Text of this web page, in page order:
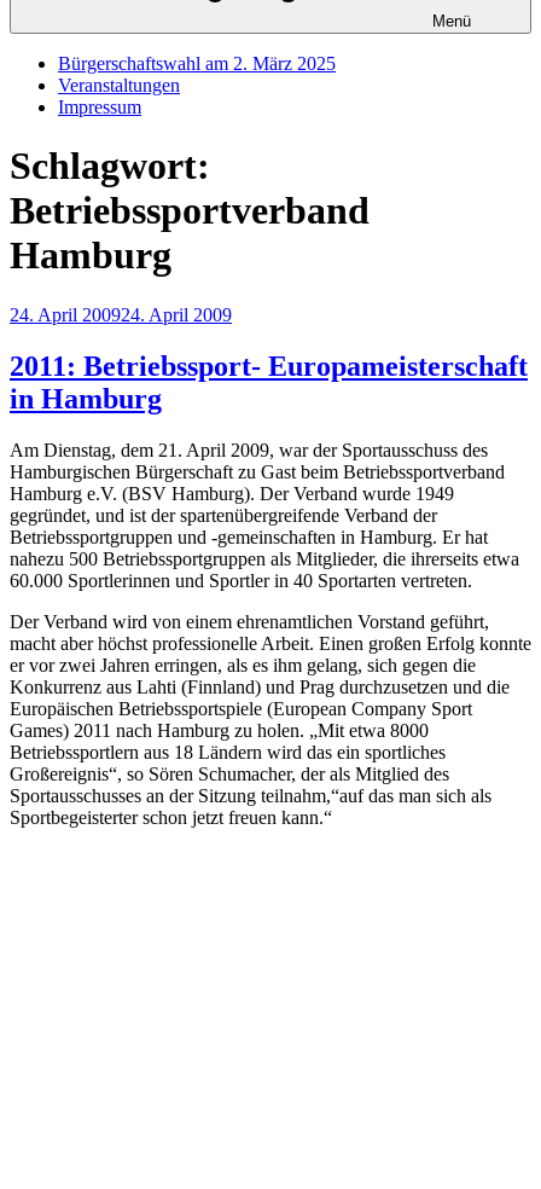
Menü
Bürgerschaftswahl am 2. März 2025
Veranstaltungen
Impressum
Schlagwort:
Betriebssportverband
Hamburg
Veröffentlicht
24. April 200924. April 2009
2011: Betriebssport- Europameisterschaft
in Hamburg
Am Dienstag, dem 21. April 2009, war der Sportausschuss des
Hamburgischen Bürgerschaft zu Gast beim Betriebssportverband
Hamburg e.V. (BSV Hamburg). Der Verband wurde 1949
gegründet, und ist der spartenübergreifende Verband der
Betriebssportgruppen und -gemeinschaften in Hamburg. Er hat
nahezu 500 Betriebssportgruppen als Mitglieder, die ihrerseits etwa
60.000 Sportlerinnen und Sportler in 40 Sportarten vertreten.
Der Verband wird von einem ehrenamtlichen Vorstand geführt,
macht aber höchst professionelle Arbeit. Einen großen Erfolg konnte
er vor zwei Jahren erringen, als es ihm gelang, sich gegen die
Konkurrenz aus Lahti (Finnland) und Prag durchzusetzen und die
Europäischen Betriebssportspiele (European Company Sport
Games) 2011 nach Hamburg zu holen. „Mit etwa 8000
Betriebssportlern aus 18 Ländern wird das ein sportliches
Großereignis“, so Sören Schumacher, der als Mitglied des
Sportausschusses an der Sitzung teilnahm,“auf das man sich als
Sportbegeisterter schon jetzt freuen kann.“